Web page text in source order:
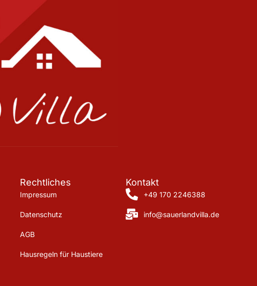
Rechtliches
Impressum
Datenschutz
AGB
Hausregeln für Haustiere
Kontakt
+49 170 2246388
info@sauerlandvilla.de